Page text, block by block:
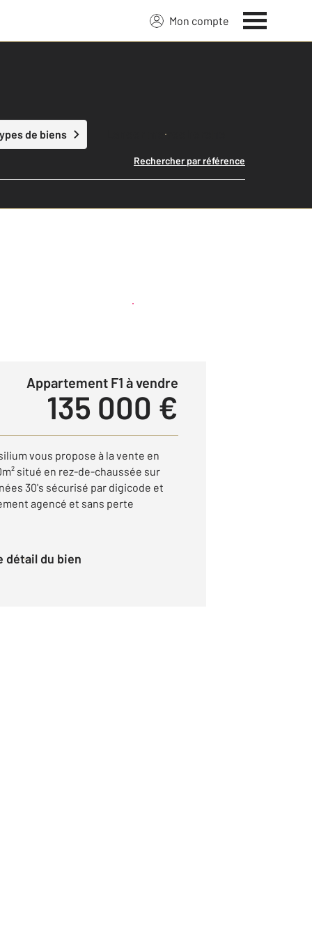
Mon compte
de biens Lancer ma recherche
Rechercher par référence
Créer une alerte
Appartement F1 à vendre
135 000 €
vous propose à la vente en
situé en rez-de-chaussée sur
30's sécurisé par digicode et
agencé et sans perte
détail du bien